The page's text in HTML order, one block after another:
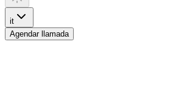
it
Agendar llamada